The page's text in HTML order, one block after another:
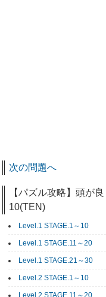
次の問題へ
【パズル攻略】頭が
10(TEN)
Level.1 STAGE.1～10
Level.1 STAGE.11～20
Level.1 STAGE.21～30
Level.2 STAGE.1～10
Level.2 STAGE.11～20